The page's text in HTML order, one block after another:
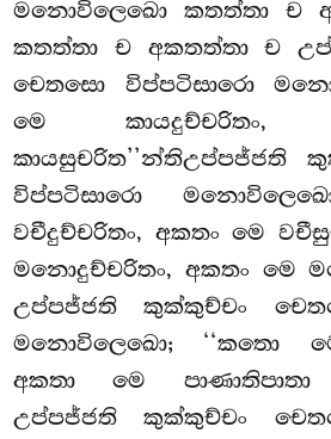
මනොවිලෙඛො කතත්තා ච
කතත්තා ච අකතත්තා ච
චෙතසො විප්පටිසාරො
මෙ
කායසුචරිත’’න්තිඋප්පජ්ජති
විප්පටිසාරො
වචීදුච්චරිතං, අකතං මෙ
මනොදුච්චරිතං, අකතං මෙ
උප්පජ්ජති කුක්කුච්චං
මනොවිලෙඛො; ‘‘කතො
අකතා මෙ
උප්පජ්ජති කුක්කුච්චං